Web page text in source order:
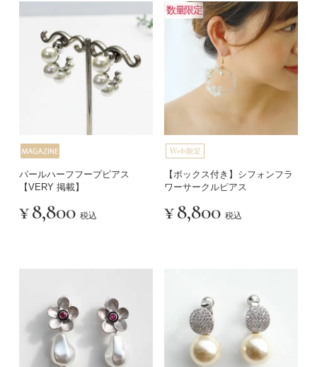
パールハーフフープピアス
【VERY 掲載】
¥8,800 税込
数量限定
【ボックス付き】シフォンフラ
ワーサークルピアス
¥8,800 税込